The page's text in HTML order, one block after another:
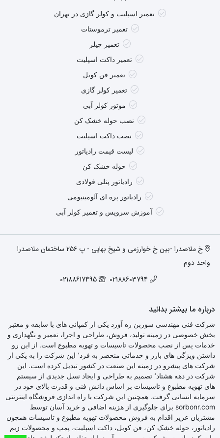
تعمیر اسپلیت و کولر گازی در تهران
تعمیر ترموستات
تعمیر چیلر
تعمیر داکت اسپلیت
تعمیر فن کویل
تعمیر کولر گازی
موتور کولر آبی
نصب حوله خشک کن
نصب داکت اسپلیت
لیست قیمت رادیاتور
حوله خشک کن
رادیاتور پنلی فولادی
رادیاتور پره ای آلومینیومی
آموزش سرویس و تعمیر کولر آبی
خ ملاصدرا -بین خ خوارزمی و شیخ بهایی - پ ۲۵۶ ساختمان ملاصدرا
واحد دوم
02188603794
02188617495
درباره ما بیشتر بدانید
شرکت فنی مهندسی سوربن ره آورد یکی از کمپانی های با سابقه و معتبر
بخش خصوصی در زمینه تولید، فروش، طراحی و اجرا، تعمیر و نگهداری و
خدمات پس از نصب محصولات تاسیسات و تهویه مطبوع است. از این رو
داشتن ویژگی های بارز و خدماتی منحصر به فرد٬ این شرکت را به یکی از
شرکت های پیشرو در زمینه این صنعت در کشور تبدیل کرده است. این
شرکت در دهه هشتاد٬ تصمیم به طراحی و ایجاد نسل جدیدی از سیستم
های تهویه مطبوع و تاسیسات بر اساس دانش فنی و قدرت بالای خود در
سرمایه انسانی گرفت. همچنین این شرکت با راه اندازی فروشگاه اینترنتی
sorbonr.com برای جلوگیری از هزینه اضافی و خرید آسان توسط
مشتریان عزیر اقدام به فروش محصولات تهویه مطبوع و تاسیسات همچون
رادیاتور، حوله خشک کن، فن کویل، داکت اسپلیت، پمپ و محصولات زیم